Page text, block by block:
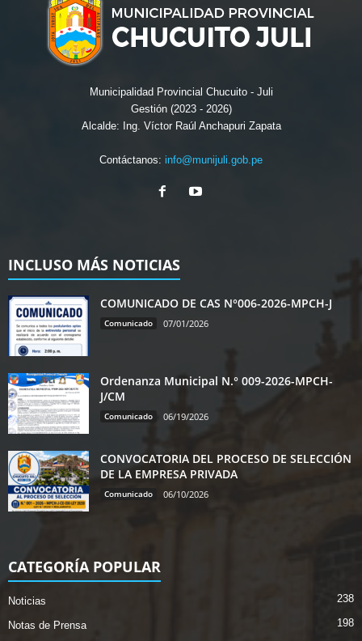
Municipalidad Provincial Chucuito - Juli
Gestión (2023 - 2026)
Alcalde: Ing. Víctor Raúl Anchapuri Zapata
Contáctanos: info@munijuli.gob.pe
INCLUSO MÁS NOTICIAS
COMUNICADO DE CAS N°006-2026-MPCH-J
Comunicado 07/01/2026
Ordenanza Municipal N.° 009-2026-MPCH-
J/CM
Comunicado 06/19/2026
CONVOCATORIA DEL PROCESO DE SELECCIÓN
DE LA EMPRESA PRIVADA
Comunicado 06/10/2026
CATEGORÍA POPULAR
Noticias 238
Notas de Prensa
198